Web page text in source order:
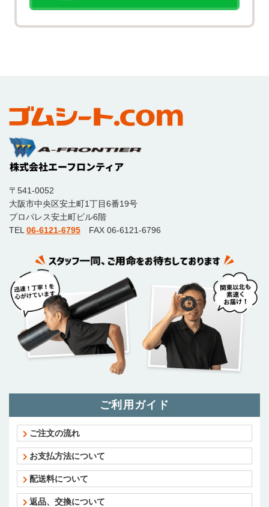
〒541-0052
大阪市中央区安土町1丁目6番19号
プロパレス安土町ビル6階
TEL 06-6121-6795 FAX 06-6121-6796
ご利用ガイド
ご注文の流れ
お支払方法について
配送料について
返品、交換について